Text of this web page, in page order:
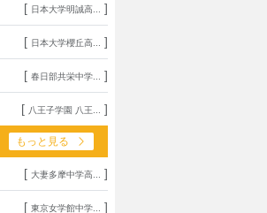
[ 日本大学明誠高... ]
[ 日本大学櫻丘高... ]
[ 春日部共栄中学... ]
[ 八王子学園 八王... ]
もっと見る
[ 大妻多摩中学高... ]
[ 東京女学館中学... ]